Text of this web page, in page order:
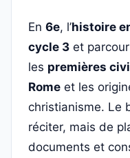
En 6e, l’histoire
cycle 3 et
les premières
Rome et les
christianisme. Le
réciter, mais de
documents et